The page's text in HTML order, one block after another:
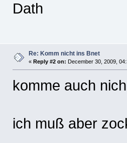
Dath
Re: Komm nicht ins Bnet
« Reply #2 on: December 30, 2009,
komme auch
ich muß aber